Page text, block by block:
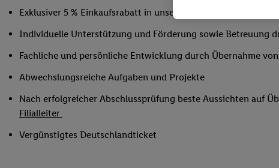
Exklusiver 5 % Einkaufsrabatt in unseren Filialen
Individuelle Unterstützung und Förderung sowie Betreuung
Fachliche und persönliche Entwicklung durch Übernahme
Abwechslungsreiche Aufgaben und Projekte
Nach erfolgreicher Abschlussprüfung beste Aussichten auf
Filialleiter
Vergünstigtes Deutschlandticket
angereicherten
Ihr Kaufverhalten in den
sowie Ihre genauen
Speichern von und/
(sogenannten
zur Leistungs-/
zur technischen
Sofern Sie hier Ihre